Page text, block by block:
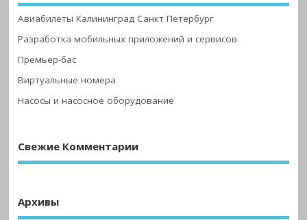
Авиабилеты Калининград Санкт Петербург
Разработка мобильных приложений и сервисов
Премьер-бас
Виртуальные номера
Насосы и насосное оборудование
Свежие Комментарии
Архивы